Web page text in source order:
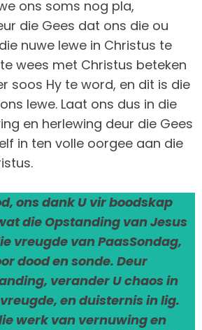
ons soms nog pla,
die Gees dat ons die ou
nuwe lewe in Christus te
wees met Christus beteken
soos Hy te word, en dit is die
lewe. Laat ons dus in die
en herlewing deur die Gees
in ten volle oorgee aan die
ons dank U vir boodskap
die Opstanding van Jesus
vreugde van PaasSondag,
dood en sonde. Deur
verander U chaos in
en duisternis in lig.
werk van vernuwing en